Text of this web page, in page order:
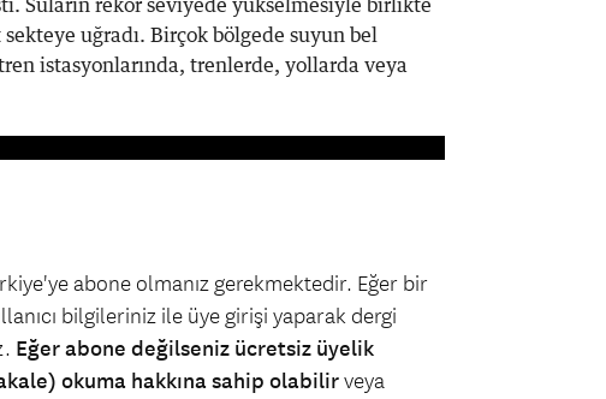
Suların rekor seviyede yükselmesiyle birlikte
uğradı. Birçok bölgede suyun bel
istasyonlarında, trenlerde, yollarda veya
abone olmanız gerekmektedir. Eğer bir
bilgileriniz ile üye girişi yaparak dergi
Eğer abone değilseniz ücretsiz üyelik
okuma hakkına sahip olabilirveya